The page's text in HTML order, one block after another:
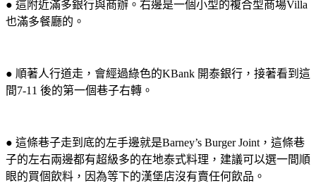
● 這附近滿多銀行與商辦。右邊是一個小型的複合型商場Villa
也滿多餐廳的。
● 順著人行道走，會經過綠色的KBank 開泰銀行，接著看到這
間7-11 後的第一個巷子右轉。
● 這條巷子走到底的左手邊就是Barney’s Burger Joint，這條巷
子的左右兩邊都有超級多的在地泰式料理，建議可以選一間順
眼的買個飲料，因為等下的漢堡店沒有賣任何飲品。